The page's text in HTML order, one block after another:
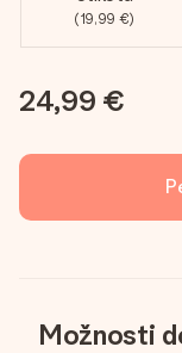
(19,99 €)
24,99 €
Možnosti